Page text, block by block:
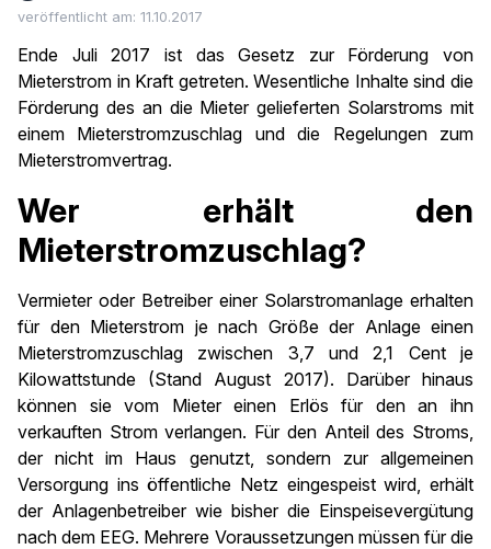
veröffentlicht am: 11.10.2017
Ende Juli 2017 ist das Gesetz zur Förderung von
Mieterstrom in Kraft getreten. Wesentliche Inhalte sind die
Förderung des an die Mieter gelieferten Solarstroms mit
einem Mieterstromzuschlag und die Regelungen zum
Mieterstromvertrag.
Wer erhält den
Mieterstromzuschlag?
Vermieter oder Betreiber einer Solarstromanlage erhalten
für den Mieterstrom je nach Größe der Anlage einen
Mieterstromzuschlag zwischen 3,7 und 2,1 Cent je
Kilowattstunde (Stand August 2017). Darüber hinaus
können sie vom Mieter einen Erlös für den an ihn
verkauften Strom verlangen. Für den Anteil des Stroms,
der nicht im Haus genutzt, sondern zur allgemeinen
Versorgung ins öffentliche Netz eingespeist wird, erhält
der Anlagenbetreiber wie bisher die Einspeisevergütung
nach dem EEG. Mehrere Voraussetzungen müssen für die